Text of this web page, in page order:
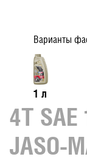
Варианты
1 л
4Т SAE
JASO-